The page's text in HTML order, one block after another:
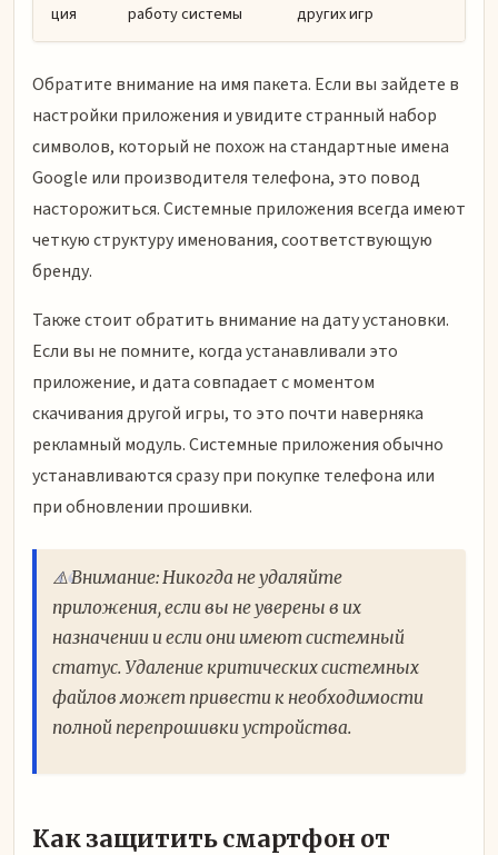
ция
работу системы
других игр
Обратите внимание на имя пакета. Если вы зайдете в
настройки приложения и увидите странный набор
символов, который не похож на стандартные имена
Google или производителя телефона, это повод
насторожиться. Системные приложения всегда имеют
четкую структуру именования, соответствующую
бренду.
Также стоит обратить внимание на дату установки.
Если вы не помните, когда устанавливали это
приложение, и дата совпадает с моментом
скачивания другой игры, то это почти наверняка
рекламный модуль. Системные приложения обычно
устанавливаются сразу при покупке телефона или
при обновлении прошивки.
⚠️ Внимание: Никогда не удаляйте
приложения, если вы не уверены в их
назначении и если они имеют системный
статус. Удаление критических системных
файлов может привести к необходимости
полной перепрошивки устройства.
Как защитить смартфон от